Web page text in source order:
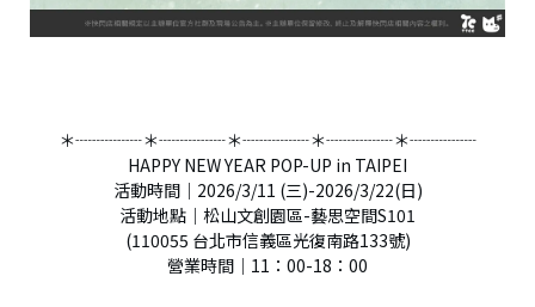
＊┈┈┈┈＊┈┈┈┈＊┈┈┈┈＊┈┈┈┈＊┈┈┈┈
HAPPY NEW YEAR POP-UP in TAIPEI
活動時間｜2026/3/11 (三)-2026/3/22(日)
活動地點｜松山文創園區-藝思空間S101
(110055 台北市信義區光復南路133號)
營業時間｜11：00-18：00